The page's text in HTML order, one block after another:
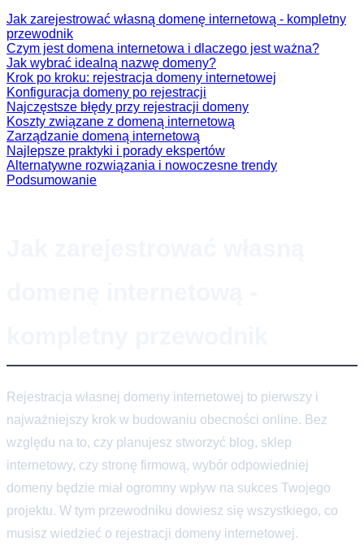
Jak zarejestrować własną domenę internetową - kompletny
przewodnik
Czym jest domena internetowa i dlaczego jest ważna?
Jak wybrać idealną nazwę domeny?
Krok po kroku: rejestracja domeny internetowej
Konfiguracja domeny po rejestracji
Najczęstsze błędy przy rejestracji domeny
Koszty związane z domeną internetową
Zarządzanie domeną internetową
Najlepsze praktyki i porady ekspertów
Alternatywne rozwiązania i nowoczesne trendy
Podsumowanie
Rejestracja własnej domeny internetowej to pierwszy i
najważniejszy krok w budowaniu obecności online. Bez
względu na to, czy planujesz stworzyć blog, sklep
internetowy, czy stronę firmową, wybór odpowiedniej
domeny będzie miał ogromny wpływ na sukces Twojego
projektu. W tym przewodniku dowiesz się wszystkiego, co
musisz wiedzieć o rejestracji domeny internetowej.